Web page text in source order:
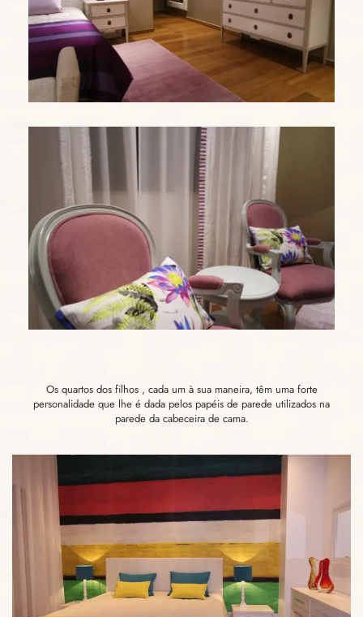
Os quartos dos filhos , cada um à sua maneira, têm uma forte
personalidade que lhe é dada pelos papéis de parede utilizados na
parede da cabeceira de cama.